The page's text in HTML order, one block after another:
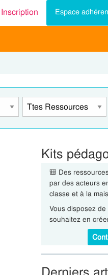
Inscription Espace
Kits
🎒 Des
par des acteurs
classe et à la
Vous disposez
souhaitez en